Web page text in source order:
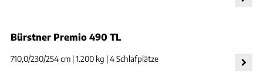
Bürstner Premio 490 TL
710,0/230/254 cm | 1.200 kg | 4 Schlafplätze